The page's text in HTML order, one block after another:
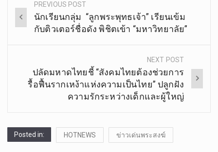
Post
navigation
PREVIOUS POST
นักเรียนกลุ่ม “ลูกพระพุทธเจ้า” เรียนเข้ม
กับติวเตอร์ชื่อดัง พิชิตเข้า “มหาวิทยาลัย”
NEXT POST
ปลัดมหาดไทยชี้ “สังคมไทยต้องช่วยการ
รื้อฟื้นรากเหง้าแห่งความเป็นไทย” ปลูกฝัง
ความรักระหว่างเด็กและผู้ใหญ่
Posted in: HOTNEWS ข่าวเด่นพระสงฆ์